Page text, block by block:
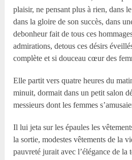
plaisir, ne pensant plus à rien, dans
dans la gloire de son succès, dans
debonheur fait de tous ces
admirations, detous ces désirs
complète et si douceau cœur des
Elle partit vers quatre heures du
minuit, dormait dans un petit salon
messieurs dont les femmes
Il lui jeta sur les épaules les
la sortie, modestes vêtements de la
pauvreté jurait avec l’élégance de